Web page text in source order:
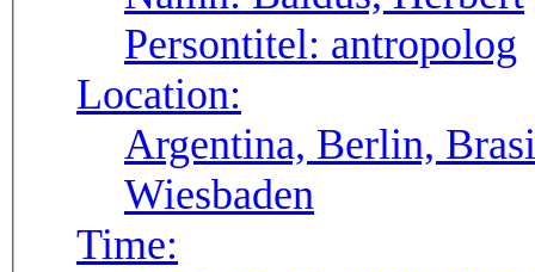
Persontitel: antropolog
Location:
Argentina, Berlin,
Wiesbaden
Time: